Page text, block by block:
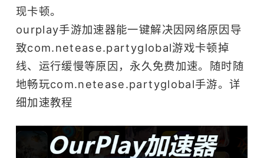
现卡顿。
ourplay手游加速器能一键解决因网络原因导
致com.netease.partyglobal游戏卡顿掉
线、运行缓慢等原因，永久免费加速。随时随
地畅玩com.netease.partyglobal手游。 详
细加速教程